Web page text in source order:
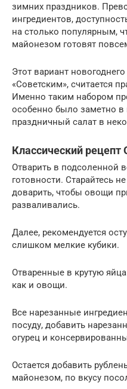
зимних праздников.
ингредиентов,
на столько популярным,
майонезом готовят
Этот вариант
«Советским», считается
Именно таким набором
особенно было заметно в
праздничный салат в
Классический рецепт
Отварить в подсоленной
готовности. Старайтесь
доварить, чтобы овощи
разваливались.
Далее, рекомендуется
слишком мелкие кубики.
Отваренные в крутую
как и овощи.
Все нарезанные
посуду, добавить
огурец и
Остается добавить
майонезом, по вкусу